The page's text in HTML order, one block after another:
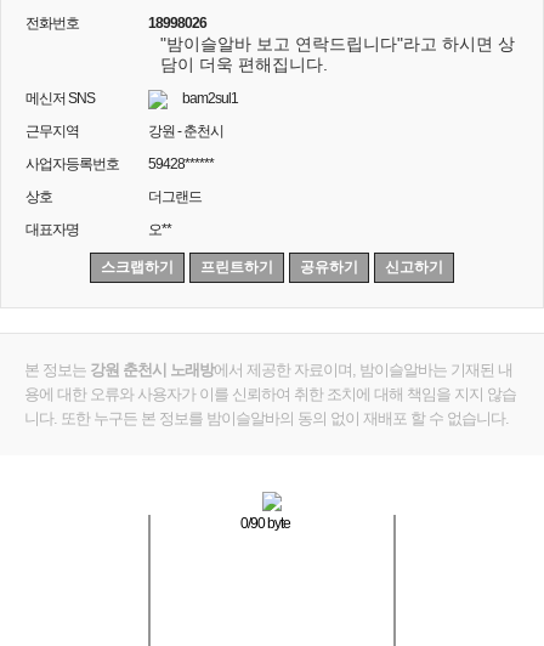
전화번호
18998026
"밤이슬알바 보고 연락드립니다"라고 하시면 상
담이 더욱 편해집니다.
메신저 SNS
bam2sul1
근무지역
강원 - 춘천시
사업자등록번호
59428******
상호
더그랜드
대표자명
오**
스크랩하기 프린트하기 공유하기 신고하기
본 정보는 강원 춘천시 노래방에서 제공한 자료이며, 밤이슬알바는 기재된 내
용에 대한 오류와 사용자가 이를 신뢰하여 취한 조치에 대해 책임을 지지 않습
니다. 또한 누구든 본 정보를 밤이슬알바의 동의 없이 재배포 할 수 없습니다.
0/90 byte